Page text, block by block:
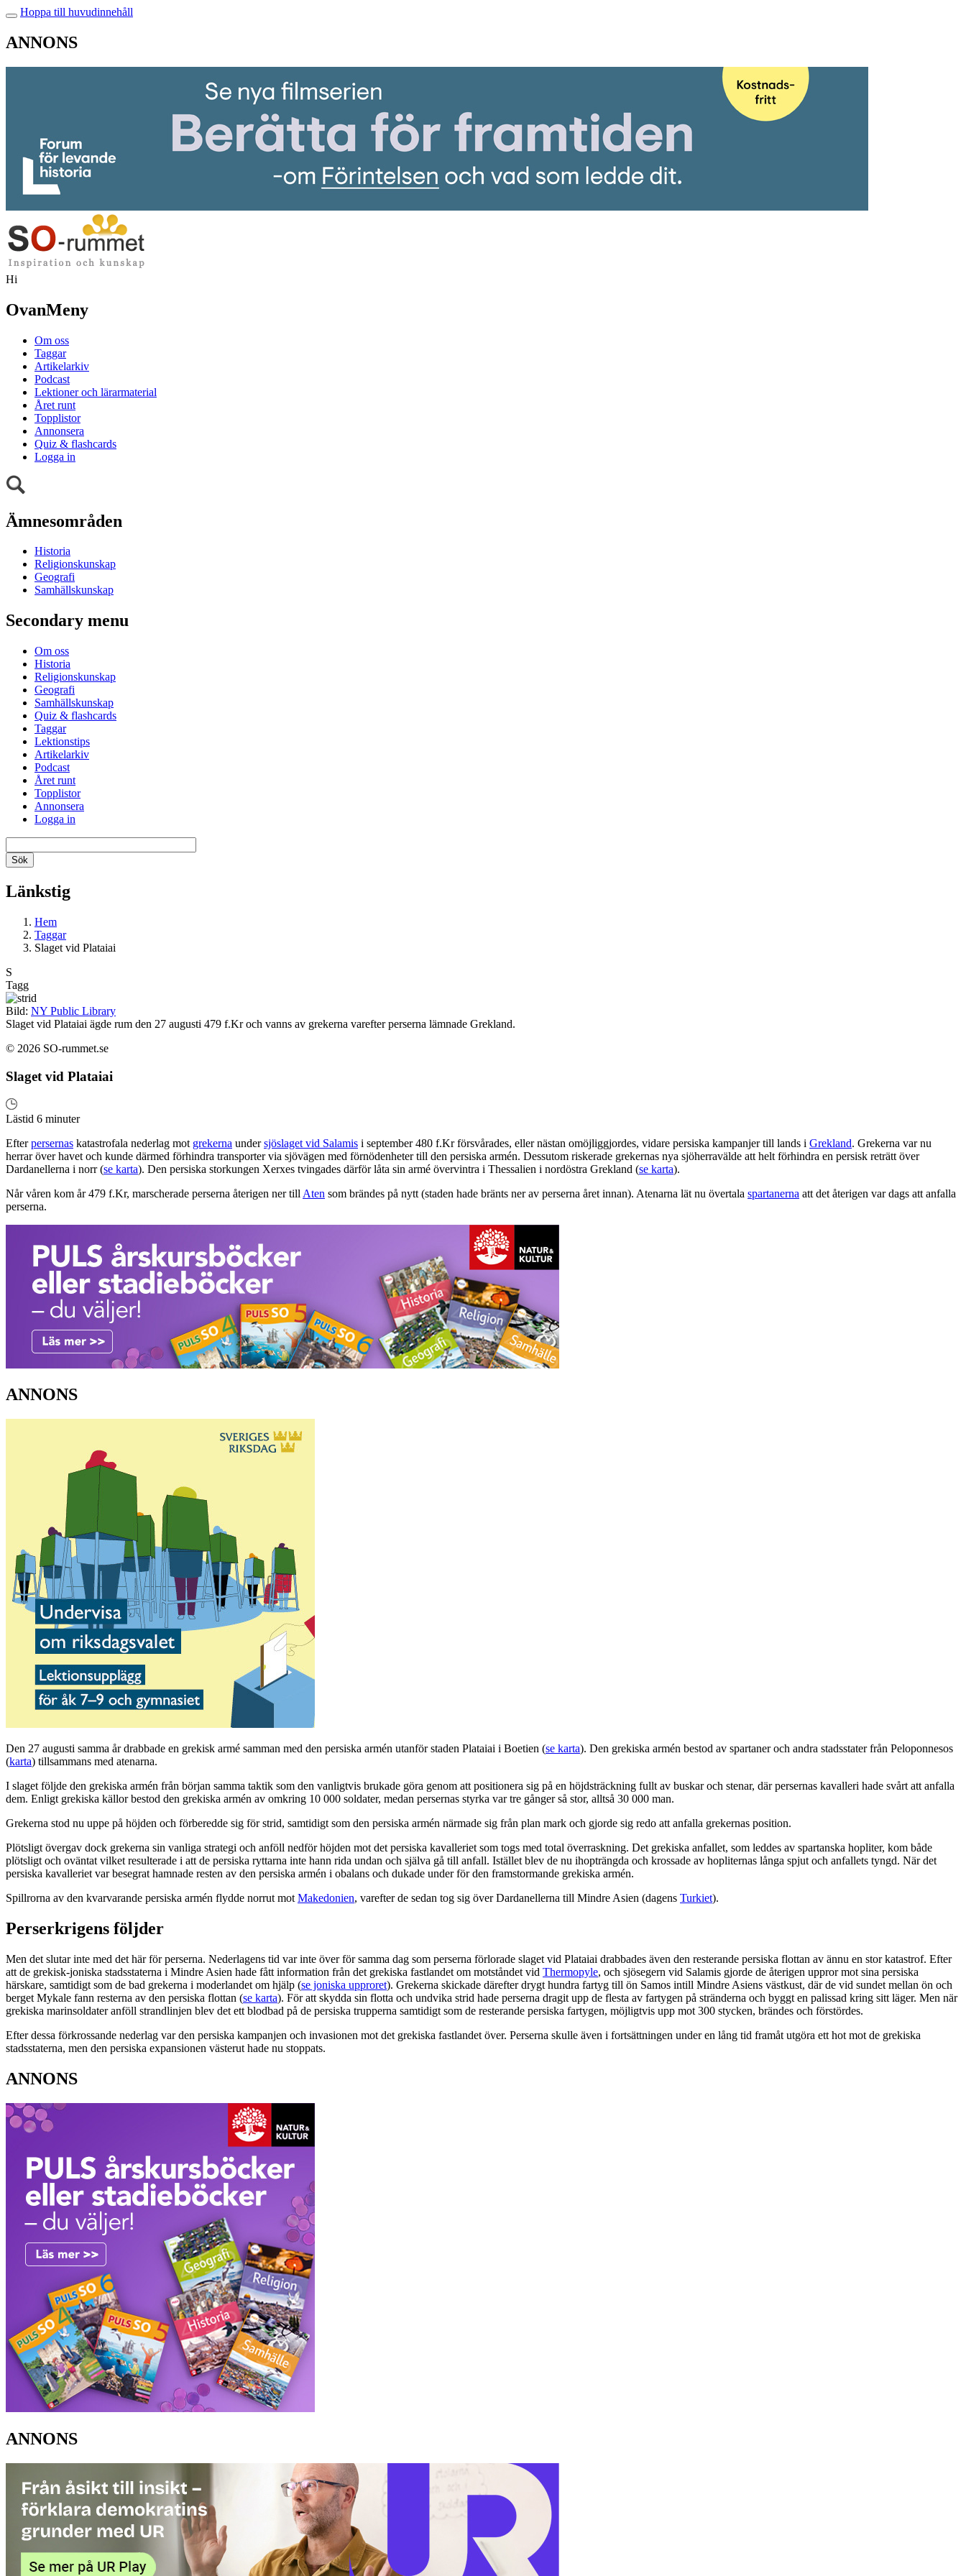
Hoppa till huvudinnehåll
ANNONS
Hi
OvanMeny
Om oss
Taggar
Artikelarkiv
Podcast
Lektioner och lärarmaterial
Året runt
Topplistor
Annonsera
Quiz & flashcards
Logga in
Ämnesområden
Historia
Religionskunskap
Geografi
Samhällskunskap
Secondary menu
Om oss
Historia
Religionskunskap
Geografi
Samhällskunskap
Quiz & flashcards
Taggar
Lektionstips
Artikelarkiv
Podcast
Året runt
Topplistor
Annonsera
Logga in
Länkstig
Hem
Taggar
Slaget vid Plataiai
S
Tagg
Bild: NY Public Library
Slaget vid Plataiai ägde rum den 27 augusti 479 f.Kr och vanns av grekerna varefter perserna lämnade Grekland.
© 2026 SO-rummet.se
Slaget vid Plataiai
Lästid 6 minuter
Efterpersernas katastrofala nederlag mot grekerna undersjöslaget vid Salamis i september 480 f.Kr försvårades, eller nästan omöjliggjordes, vidare persiska kampanjer till lands i Grekland. Grekerna var nu
herrar över havet och kunde därmed förhindra transporter via sjövägen med förnödenheter till den persiska armén. Dessutom riskerade grekernas nya sjöherravälde att helt förhindra en persisk reträtt över
Dardanellerna i norr (se karta). Den persiska storkungen Xerxes tvingades därför låta sin armé övervintra i Thessalien i nordöstra Grekland (se karta).
Når våren kom år 479 f.Kr, marscherade perserna återigen ner till Aten som brändes på nytt (staden hade bränts ner av perserna året innan). Atenarna lät nu övertala spartanerna att det återigen var dags att anfalla
perserna.
ANNONS
Den 27 augusti samma år drabbade en grekisk armé samman med den persiska armén utanför staden Plataiai i Boetien (se karta). Den grekiska armén bestod av spartaner och andra stadsstater från Peloponnesos
(karta) tillsammans med atenarna.
I slaget följde den grekiska armén från början samma taktik som den vanligtvis brukade göra genom att positionera sig på en höjdsträckning fullt av buskar och stenar, där persernas kavalleri hade svårt att anfalla
dem. Enligt grekiska källor bestod den grekiska armén av omkring 10 000 soldater, medan persernas styrka var tre gånger så stor, alltså 30 000 man.
Grekerna stod nu uppe på höjden och förberedde sig för strid, samtidigt som den persiska armén närmade sig från plan mark och gjorde sig redo att anfalla grekernas position.
Plötsligt övergav dock grekerna sin vanliga strategi och anföll nedför höjden mot det persiska kavalleriet som togs med total överraskning. Det grekiska anfallet, som leddes av spartanska hopliter, kom både
plötsligt och oväntat vilket resulterade i att de persiska ryttarna inte hann rida undan och själva gå till anfall. Istället blev de nu ihopträngda och krossade av hopliternas långa spjut och anfallets tyngd. När det
persiska kavalleriet var besegrat hamnade resten av den persiska armén i obalans och dukade under för den framstormande grekiska armén.
Spillrorna av den kvarvarande persiska armén flydde norrut mot Makedonien, varefter de sedan tog sig över Dardanellerna till Mindre Asien (dagens Turkiet).
Perserkrigens följder
Men det slutar inte med det här för perserna. Nederlagens tid var inte över för samma dag som perserna förlorade slaget vid Plataiai drabbades även den resterande persiska flottan av ännu en stor katastrof. Efter
att de grekisk-joniska stadsstaterna i Mindre Asien hade fått information från det grekiska fastlandet om motståndet vid Thermopyle, och sjösegern vid Salamis gjorde de återigen uppror mot sina persiska
härskare, samtidigt som de bad grekerna i moderlandet om hjälp (se joniska upproret). Grekerna skickade därefter drygt hundra fartyg till ön Samos intill Mindre Asiens västkust, där de vid sundet mellan ön och
berget Mykale fann resterna av den persiska flottan (se karta). För att skydda sin flotta och undvika strid hade perserna dragit upp de flesta av fartygen på stränderna och byggt en palissad kring sitt läger. Men när
grekiska marinsoldater anföll strandlinjen blev det ett blodbad på de persiska trupperna samtidigt som de resterande persiska fartygen, möjligtvis upp mot 300 stycken, brändes och förstördes.
Efter dessa förkrossande nederlag var den persiska kampanjen och invasionen mot det grekiska fastlandet över. Perserna skulle även i fortsättningen under en lång tid framåt utgöra ett hot mot de grekiska
stadsstaterna, men den persiska expansionen västerut hade nu stoppats.
ANNONS
ANNONS